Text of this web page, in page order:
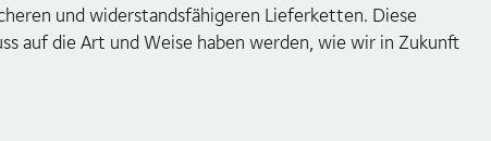
und widerstandsfähigeren Lieferketten. Diese
auf die Art und Weise haben werden, wie wir in Zukunft